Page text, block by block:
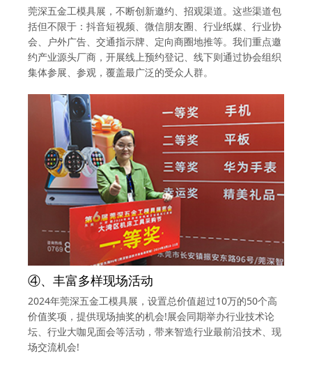
莞深五金工模具展，不断创新邀约、招观渠道。这些渠道包
括但不限于：抖音短视频、微信朋友圈、行业纸媒、行业协
会、户外广告、交通指示牌、定向商圈地推等。我们重点邀
约产业源头厂商，开展线上预约登记、线下则通过协会组织
集体参展、参观，覆盖最广泛的受众人群。
④、丰富多样现场活动
2024年莞深五金工模具展，设置总价值超过10万的50个高
价值奖项，提供现场抽奖的机会!展会同期举办行业技术论
坛、行业大咖见面会等活动，带来智造行业最前沿技术、现
场交流机会!